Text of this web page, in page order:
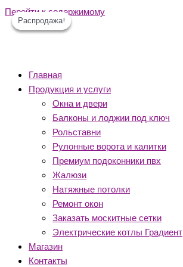
Перейти к содержимому
Главная
Продукция и услуги
Окна и двери
Балконы и лоджии под ключ
Рольставни
Рулонные ворота и калитки
Премиум подоконники пвх
Жалюзи
Натяжные потолки
Ремонт окон
Заказать москитные сетки
Электрические котлы Градиент
Магазин
Контакты
Распродажа!
Распродажа!
Распродажа!